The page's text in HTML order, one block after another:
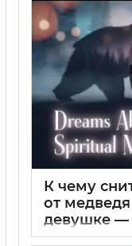
29 08 2025
К чему
от
девушке —
медведя